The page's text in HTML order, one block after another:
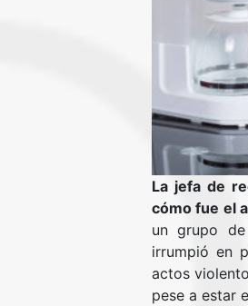
La jefa de
cómo fue el
un grupo
irrumpió en
actos
pese a estar